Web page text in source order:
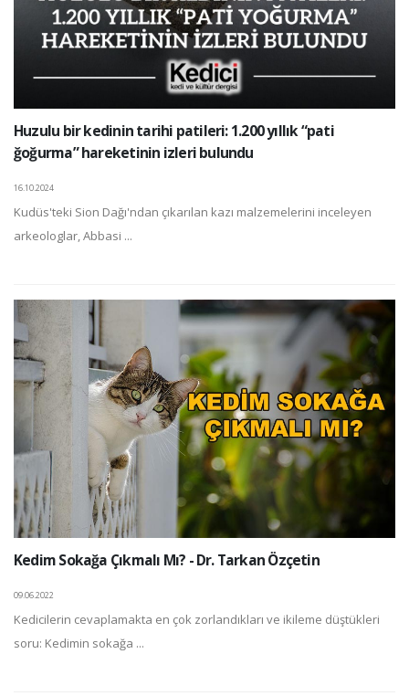
Huzulu bir kedinin tarihi patileri: 1.200 yıllık “pati
ğoğurma” hareketinin izleri bulundu
16.10.2024
Kudüs'teki Sion Dağı'ndan çıkarılan kazı malzemelerini inceleyen
arkeologlar, Abbasi ...
Kedim Sokağa Çıkmalı Mı? - Dr. Tarkan Özçetin
09.06.2022
Kedicilerin cevaplamakta en çok zorlandıkları ve ikileme düştükleri
soru: Kedimin sokağa ...